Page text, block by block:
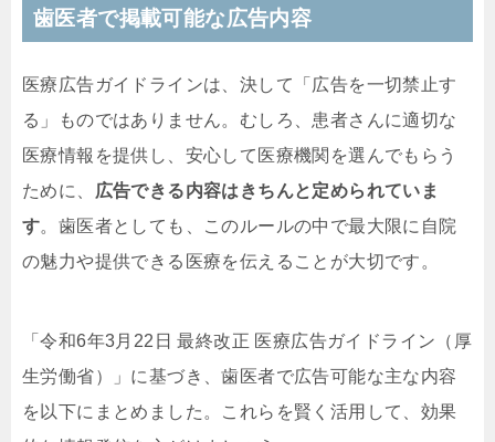
歯医者で掲載可能な広告内容
医療広告ガイドラインは、決して「広告を一切禁止す
る」ものではありません。むしろ、患者さんに適切な
医療情報を提供し、安心して医療機関を選んでもらう
ために、 広告できる内容はきちんと定められていま
す。歯医者としても、このルールの中で最大限に自院
の魅力や提供できる医療を伝えることが大切です。
「令和6年3月22日 最終改正 医療広告ガイドライン（厚
生労働省）」に基づき、歯医者で広告可能な主な内容
を以下にまとめました。これらを賢く活用して、効果